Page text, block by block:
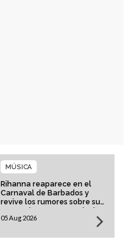
Rihanna reaparece en el
Carnaval de Barbados y
revive los rumores sobre su
esperado regreso musical
MÚSICA
05 Aug 2026